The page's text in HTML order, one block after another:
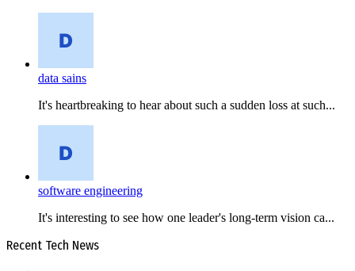
data sains
It's heartbreaking to hear about such a sudden loss at such...
software engineering
It's interesting to see how one leader's long-term vision ca...
Recent Tech News